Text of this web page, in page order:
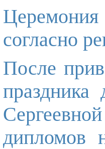
согласно
После
праздника
дипломов